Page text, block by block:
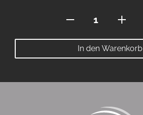
60x280
Menge
In den Warenkorb